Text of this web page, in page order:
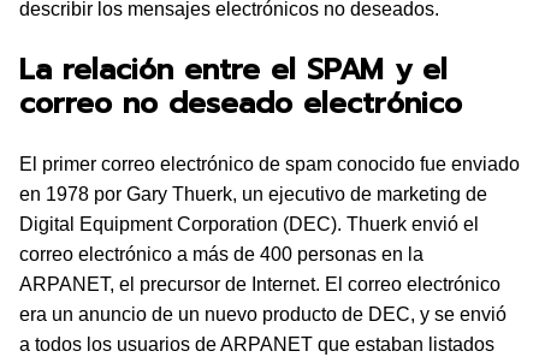
describir los mensajes electrónicos no deseados.
La relación entre el SPAM y el
correo no deseado electrónico
El primer correo electrónico de spam conocido fue enviado
en 1978 por Gary Thuerk, un ejecutivo de marketing de
Digital Equipment Corporation (DEC). Thuerk envió el
correo electrónico a más de 400 personas en la
ARPANET, el precursor de Internet. El correo electrónico
era un anuncio de un nuevo producto de DEC, y se envió
a todos los usuarios de ARPANET que estaban listados